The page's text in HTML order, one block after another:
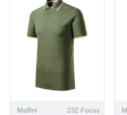
Malfini 232 Focus